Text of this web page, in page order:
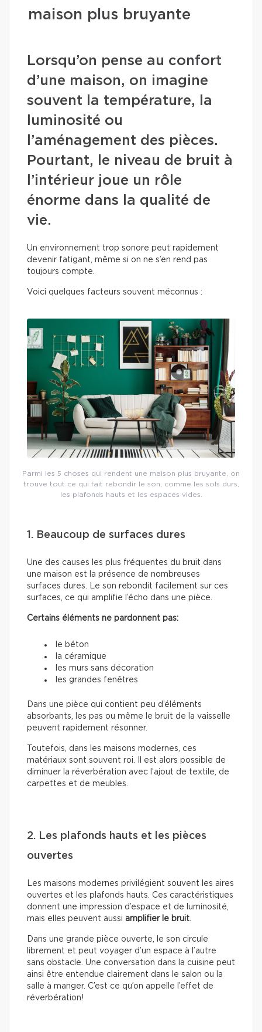
maison plus bruyante
Lorsqu’on pense au confort
d’une maison, on imagine
souvent la température, la
luminosité ou
l’aménagement des pièces.
Pourtant, le niveau de bruit à
l’intérieur joue un rôle
énorme dans la qualité de
vie.
Un environnement trop sonore peut rapidement
devenir fatigant, même si on ne s’en rend pas
toujours compte.
Voici quelques facteurs souvent méconnus :
Parmi les 5 choses qui rendent une maison plus bruyante, on
trouve tout ce qui fait rebondir le son, comme les sols durs,
les plafonds hauts et les espaces vides.
1. Beaucoup de surfaces dures
Une des causes les plus fréquentes du bruit dans
une maison est la présence de nombreuses
surfaces dures. Le son rebondit facilement sur ces
surfaces, ce qui amplifie l’écho dans une pièce.
Certains éléments ne pardonnent pas:
le béton
la céramique
les murs sans décoration
les grandes fenêtres
Dans une pièce qui contient peu d’éléments
absorbants, les pas ou même le bruit de la vaisselle
peuvent rapidement résonner.
Toutefois, dans les maisons modernes, ces
matériaux sont souvent roi. Il est alors possible de
diminuer la réverbération avec l’ajout de textile, de
carpettes et de meubles.
2. Les plafonds hauts et les pièces
ouvertes
Les maisons modernes privilégient souvent les aires
ouvertes et les plafonds hauts. Ces caractéristiques
donnent une impression d’espace et de luminosité,
mais elles peuvent aussi amplifier le bruit.
Dans une grande pièce ouverte, le son circule
librement et peut voyager d’un espace à l’autre
sans obstacle. Une conversation dans la cuisine peut
ainsi être entendue clairement dans le salon ou la
salle à manger. C’est ce qu’on appelle l’effet de
réverbération!